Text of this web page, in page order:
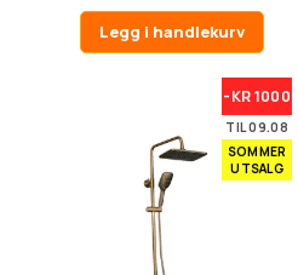
Legg i handlekurv
-KR 1000
TIL 09.08
SOMMER
UTSALG